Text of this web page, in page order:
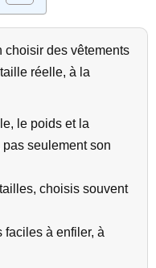
choisir des vêtements
réelle, à la
le poids et la
pas seulement son
choisis souvent
faciles à enfiler, à